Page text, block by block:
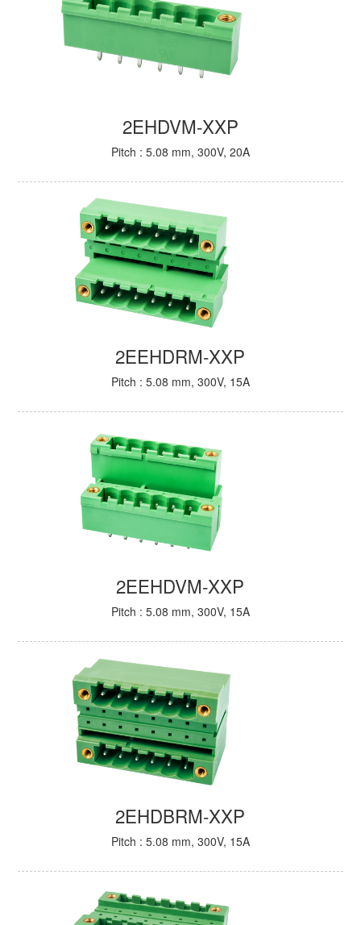
2EHDVM-XXP
Pitch : 5.08 mm, 300V, 20A
2EEHDRM-XXP
Pitch : 5.08 mm, 300V, 15A
2EEHDVM-XXP
Pitch : 5.08 mm, 300V, 15A
2EHDBRM-XXP
Pitch : 5.08 mm, 300V, 15A